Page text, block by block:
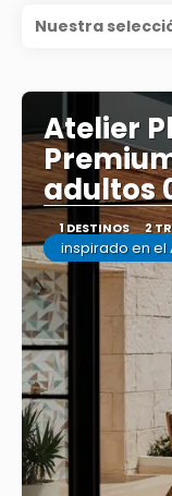
Nuestra
Atelier
adultos
1 DESTINOS 2
inspirado en el